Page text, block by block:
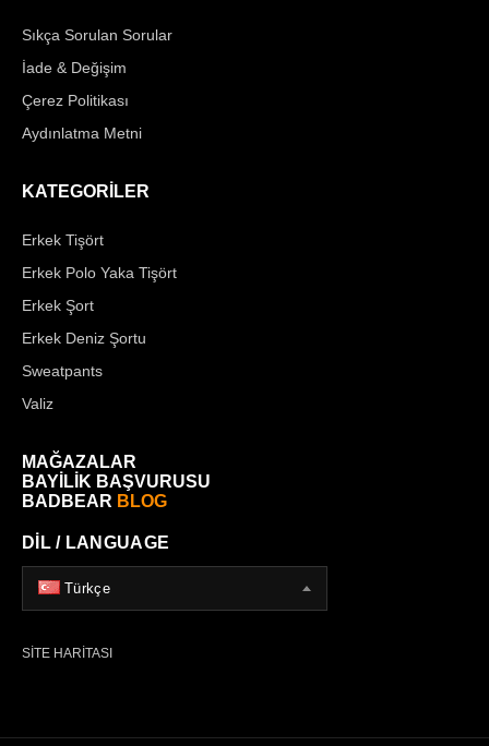
Sıkça Sorulan Sorular
İade & Değişim
Çerez Politikası
Aydınlatma Metni
KATEGORİLER
Erkek Tişört
Erkek Polo Yaka Tişört
Erkek Şort
Erkek Deniz Şortu
Sweatpants
Valiz
MAĞAZALAR
BAYİLİK BAŞVURUSU
BADBEAR BLOG
DİL / LANGUAGE
Türkçe
SİTE HARİTASI